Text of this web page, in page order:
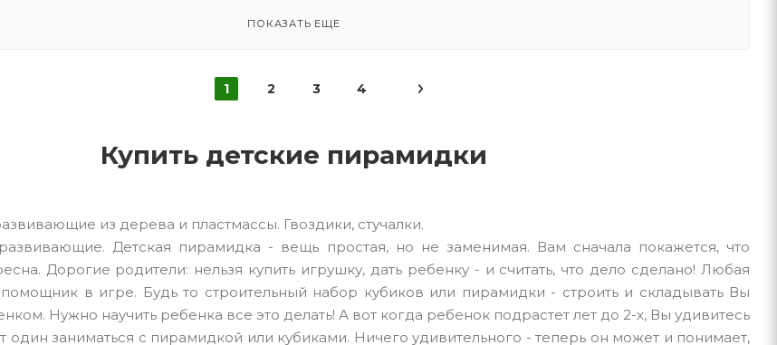
ПОКАЗАТЬ ЕЩЕ
1 2 3 4
Купить детские пирамидки
Пирамидки детские развивающие из дерева и пластмассы. Гвоздики, стучалки.
Пирамидки детские развивающие. Детская пирамидка - вещь простая, но не заменимая. Вам сначала
покажется, что ребенку она не интересна. Дорогие родители: нельзя купить игрушку, дать ребенку - и
считать, что дело сделано! Любая игрушка - это только помощник в игре. Будь то строительный набор
кубиков или пирамидки - строить и складывать Вы должны вместе с ребенком. Нужно научить
ребенка все это делать! А вот когда ребенок подрастет лет до 2-х, Вы удивитесь как он с азартом